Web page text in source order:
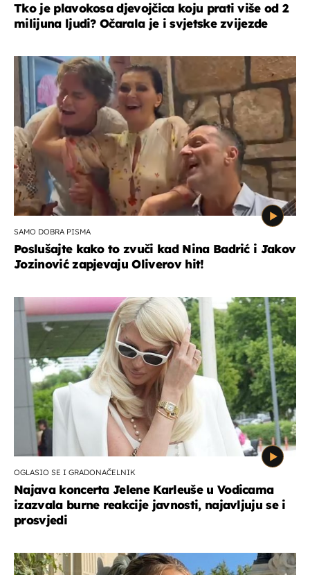
Tko je plavokosa djevojčica koju prati više od 2
milijuna ljudi? Očarala je i svjetske zvijezde
SAMO DOBRA PISMA
Poslušajte kako to zvuči kad Nina Badrić i Jakov
Jozinović zapjevaju Oliverov hit!
OGLASIO SE I GRADONAČELNIK
Najava koncerta Jelene Karleuše u Vodicama
izazvala burne reakcije javnosti, najavljuju se i
prosvjedi